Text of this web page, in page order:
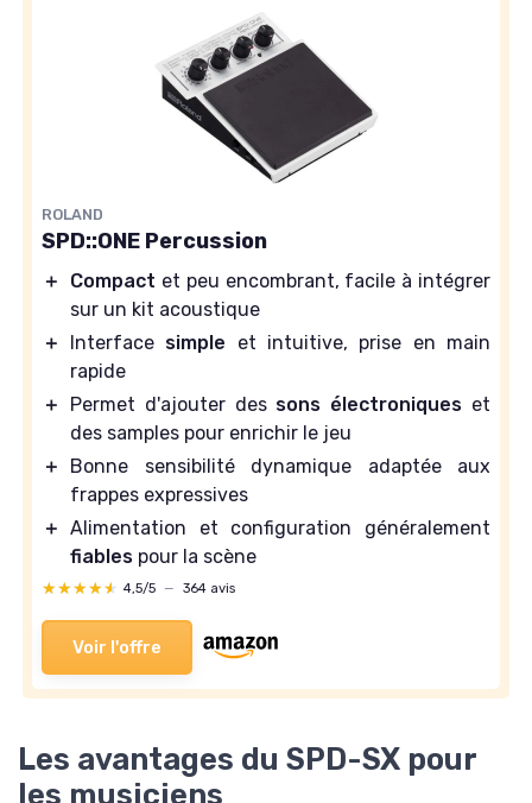
ROLAND
SPD::ONE Percussion
＋ Compact et peu encombrant, facile à intégrer
sur un kit acoustique
＋
Interface simple et intuitive, prise en main
rapide
＋
Permet d'ajouter des sons électroniques et
des samples pour enrichir le jeu
＋
Bonne sensibilité dynamique adaptée aux
frappes expressives
＋ Alimentation et configuration généralement
fiables pour la scène
★★★★★
★★★★★ 4,5/5 — 364 avis
Voir l'offre
Les avantages du SPD-SX pour
les musiciens